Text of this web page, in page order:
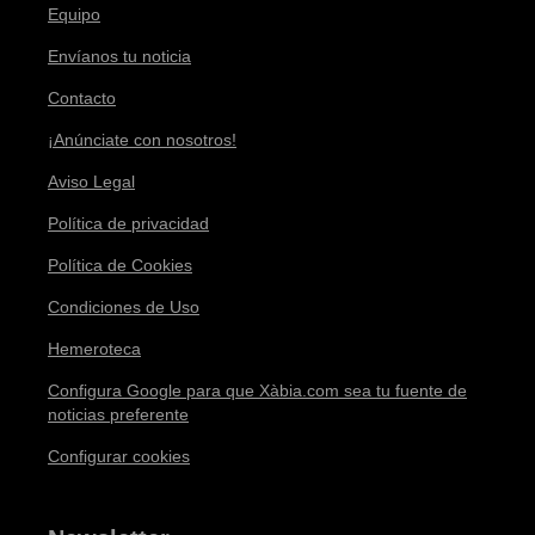
Equipo
Envíanos tu noticia
Contacto
¡Anúnciate con nosotros!
Aviso Legal
Política de privacidad
Política de Cookies
Condiciones de Uso
Hemeroteca
Configura Google para que Xàbia.com sea tu fuente de
noticias preferente
Configurar cookies